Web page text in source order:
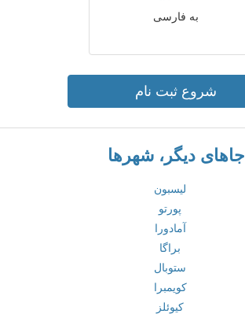
به فارسی
شروع ثبت نام
جاهای دیگر، شهرها
لیسبون
پورتو
آمادورا
براگا
ستوبال
کویمبرا
کیوئلز